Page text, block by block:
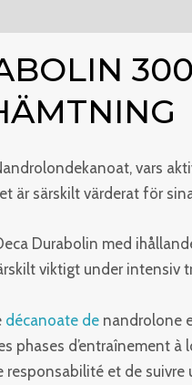
vars
är särskilt värderat för
Durabolin med
viktigt under intensiv
décanoate de nandrolone
phases d’entraînement
responsabilité et de